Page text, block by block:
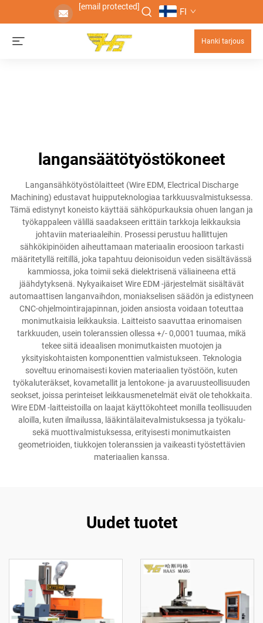
[email protected] FI
Hanki tarjous
langansäätötyöstökoneet
Langansähkötyöstölaitteet (Wire EDM, Electrical Discharge
Machining) edustavat huipputeknologiaa tarkkuusvalmistuksessa.
Tämä edistynyt koneisto käyttää sähköpurkauksia ohuen langan ja
työkappaleen välillä saadakseen erittäin tarkkoja leikkauksia
johtaviin materiaaleihin. Prosessi perustuu hallittujen
sähkökipinöiden aiheuttamaan materiaalin eroosioon tarkasti
määritetyllä reitillä, joka tapahtuu deionisoidun veden sisältävässä
kammiossa, joka toimii sekä dielektrisenä väliaineena että
jäähdytyksenä. Nykyaikaiset Wire EDM -järjestelmät sisältävät
automaattisen langanvaihdon, moniakselisen säädön ja edistyneen
CNC-ohjelmointirajapinnan, joiden ansiosta voidaan toteuttaa
monimutkaisia leikkauksia. Laitteisto saavuttaa erinomaisen
tarkkuuden, usein toleranssien ollessa +/- 0,0001 tuumaa, mikä
tekee siitä ideaalisen monimutkaisten muotojen ja
yksityiskohtaisten komponenttien valmistukseen. Teknologia
soveltuu erinomaisesti kovien materiaalien työstöön, kuten
työkaluteräkset, kovametallit ja lentokone- ja avaruusteollisuuden
seokset, joissa perinteiset leikkausmenetelmät eivät ole tehokkaita.
Wire EDM -laitteistoilla on laajat käyttökohteet monilla teollisuuden
aloilla, kuten ilmailussa, lääkintälaitevalmistuksessa ja työkalu-
sekä muottivalmistuksessa, erityisesti monimutkaisten
geometrioiden, tiukkojen toleranssien ja vaikeasti työstettävien
materiaalien kanssa.
Uudet tuotet